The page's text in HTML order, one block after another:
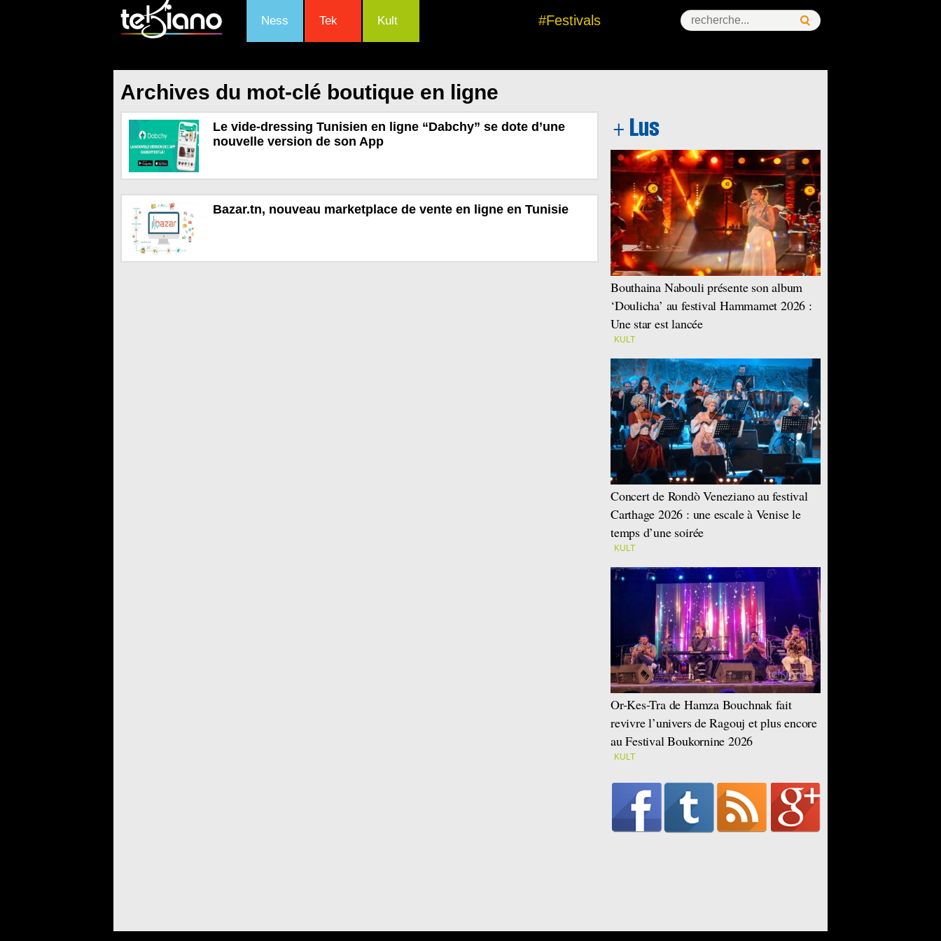
Ness Tek Kult #Festivals
Archives du mot-clé boutique en ligne
Le vide-dressing Tunisien en ligne “Dabchy” se dote d’une
nouvelle version de son App
Bazar.tn, nouveau marketplace de vente en ligne en Tunisie
Bouthaina Nabouli présente son album
‘Doulicha’ au festival Hammamet 2026 :
Une star est lancée
KULT
Concert de Rondò Veneziano au festival
Carthage 2026 : une escale à Venise le
temps d’une soirée
KULT
Or-Kes-Tra de Hamza Bouchnak fait
revivre l’univers de Ragouj et plus encore
au Festival Boukornine 2026
KULT